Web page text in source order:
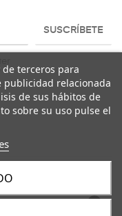
SUSCRÍBETE
reservados.
terceros para
publicidad relacionada
de sus hábitos de
sobre su uso pulse el